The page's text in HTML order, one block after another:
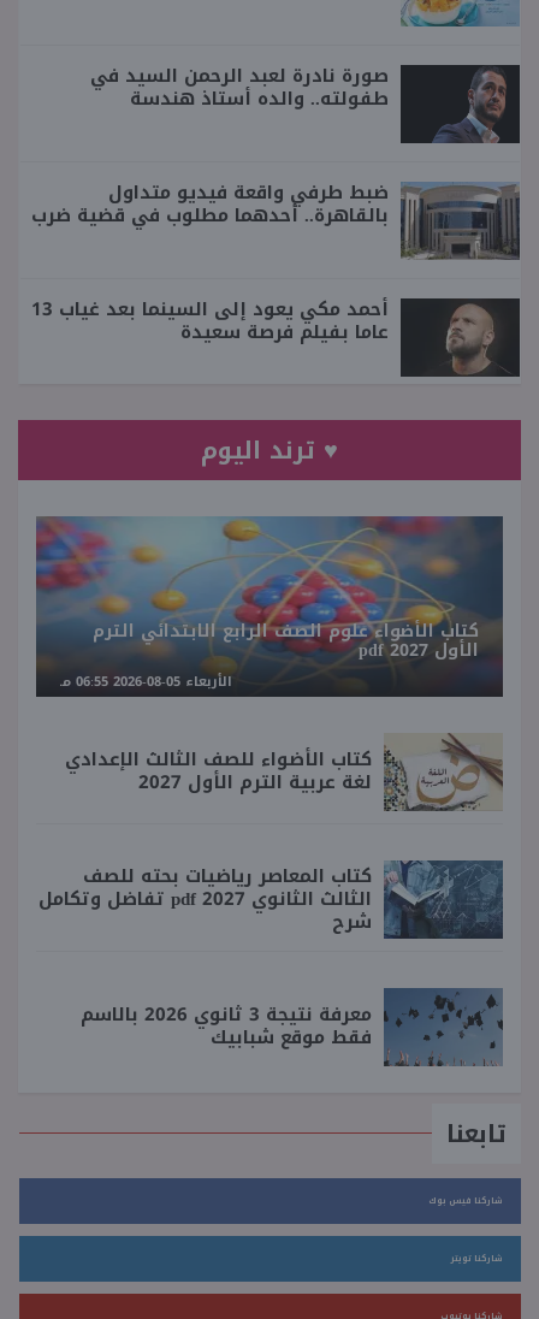
صورة نادرة لعبد الرحمن السيد في
طفولته.. والده أستاذ هندسة
ضبط طرفي واقعة فيديو متداول
بالقاهرة.. أحدهما مطلوب في قضية ضرب
أحمد مكي يعود إلى السينما بعد غياب 13
عاما بفيلم فرصة سعيدة
♥ ترند اليوم
كتاب الأضواء علوم الصف الرابع الابتدائي الترم
الأول 2027 pdf
الأربعاء 05-08-2026 06:55 مـ
كتاب الأضواء للصف الثالث الإعدادي
لغة عربية الترم الأول 2027
كتاب المعاصر رياضيات بحته للصف
الثالث الثانوي 2027 pdf تفاضل وتكامل
شرح
معرفة نتيجة 3 ثانوي 2026 بالاسم
فقط موقع شبابيك
تابعنا
شاركنا فيس بوك
شاركنا تويتر
شاركنا يوتيوب